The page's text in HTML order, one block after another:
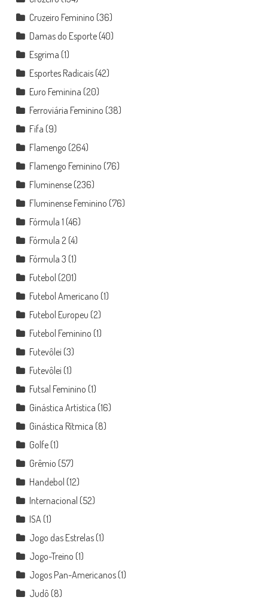
Cruzeiro Feminino (36)
Damas do Esporte(40)
Esgrima (1)
Esportes Radicais(42)
Euro Feminina (20)
Ferroviária Feminino (38)
Fifa (9)
Flamengo (264)
Flamengo Feminino (76)
Fluminense(236)
Fluminense Feminino (76)
Fórmula 1 (46)
Fórmula 2 (4)
Fórmula 3 (1)
Futebol (201)
Futebol Americano (1)
Futebol Europeu (2)
Futebol Feminino (1)
Futevôlei (3)
Futevôlei (1)
Futsal Feminino (1)
Ginástica Artística (16)
Ginástica Rítmica (8)
Golfe(1)
Grêmio (57)
Handebol (12)
Internacional (52)
ISA (1)
Jogo das Estrelas(1)
Jogo-Treino (1)
Jogos Pan-Americanos(1)
Judô (8)